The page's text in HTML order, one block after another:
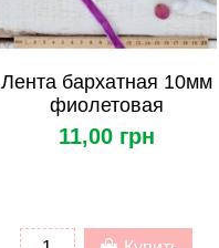
Лента бархатная 10мм
фиолетовая
11,00 грн